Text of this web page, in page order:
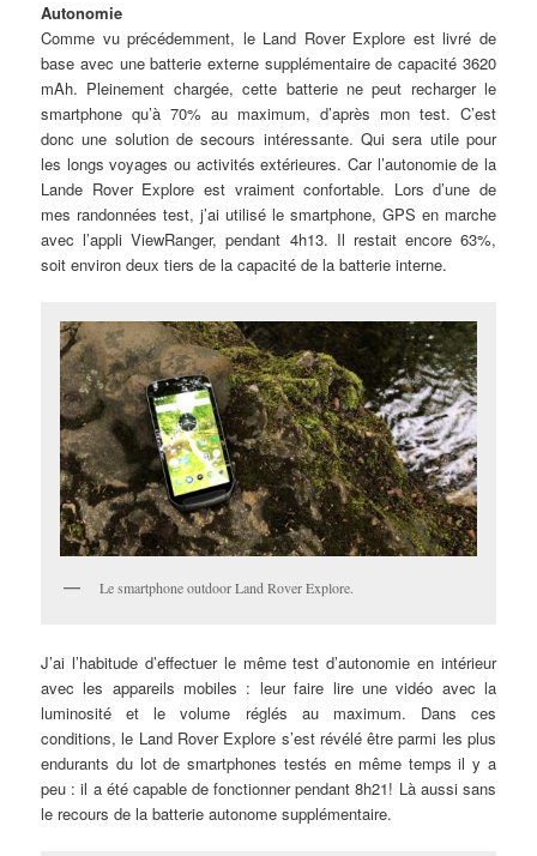
Autonomie
Comme vu précédemment, le Land Rover Explore est livré de
base avec une batterie externe supplémentaire de capacité 3620
mAh. Pleinement chargée, cette batterie ne peut recharger le
smartphone qu’à 70% au maximum, d’après mon test. C’est
donc une solution de secours intéressante. Qui sera utile pour
les longs voyages ou activités extérieures. Car l’autonomie de la
Lande Rover Explore est vraiment confortable. Lors d’une de
mes randonnées test, j’ai utilisé le smartphone, GPS en marche
avec l’appli ViewRanger, pendant 4h13. Il restait encore 63%,
soit environ deux tiers de la capacité de la batterie interne.
Le smartphone outdoor Land Rover Explore.
J’ai l’habitude d’effectuer le même test d’autonomie en intérieur
avec les appareils mobiles : leur faire lire une vidéo avec la
luminosité et le volume réglés au maximum. Dans ces
conditions, le Land Rover Explore s’est révélé être parmi les plus
endurants du lot de smartphones testés en même temps il y a
peu : il a été capable de fonctionner pendant 8h21! Là aussi sans
le recours de la batterie autonome supplémentaire.